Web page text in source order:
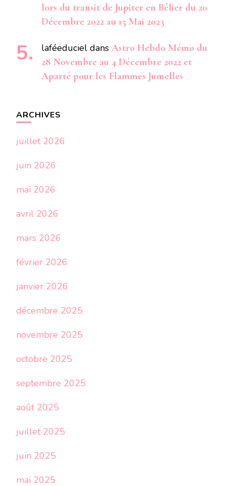
lors du transit de Jupiter en Bélier du 20
Décembre 2022 au 15 Mai 2023
laféeduciel dans Astro Hebdo Mémo du
28 Novembre au 4 Décembre 2022 et
Aparté pour les Flammes Jumelles
ARCHIVES
juillet 2026
juin 2026
mai 2026
avril 2026
mars 2026
février 2026
janvier 2026
décembre 2025
novembre 2025
octobre 2025
septembre 2025
août 2025
juillet 2025
juin 2025
mai 2025